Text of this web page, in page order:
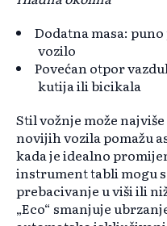
Dodatna masa:
vozilo
Povećan otpor
kutija ili bicikala
Stil vožnje može
novijih vozila pomažu
kada je idealno
instrument tabli mogu
prebacivanje u viši ili
„Eco“ smanjuje